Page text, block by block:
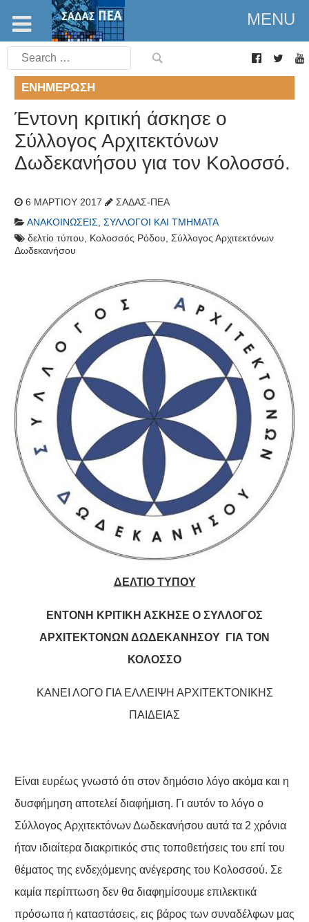
MENU
Search
for:
ΕΝΗΜΈΡΩΣΗ
Έντονη κριτική άσκησε ο
Σύλλογος Αρχιτεκτόνων
Δωδεκανήσου για τον Κολοσσό.
6 ΜΑΡΤΊΟΥ 2017
ΣΑΔΑΣ-ΠΕΑ
ΑΝΑΚΟΙΝΏΣΕΙΣ, ΣΎΛΛΟΓΟΙ ΚΑΙ ΤΜΉΜΑΤΑ
δελτίο τύπου, Κολοσσός Ρόδου, Σύλλογος Αρχιτεκτόνων
Δωδεκανήσου
ΔΕΛΤΙΟ ΤΥΠΟΥ
ΕΝΤΟΝΗ ΚΡΙΤΙΚΗ ΑΣΚΗΣΕ Ο ΣΥΛΛΟΓΟΣ
ΑΡΧΙΤΕΚΤΟΝΩΝ ΔΩΔΕΚΑΝΗΣΟΥ ΓΙΑ ΤΟΝ
ΚΟΛΟΣΣΟ
ΚΑΝΕΙ ΛΟΓΟ ΓΙΑ ΕΛΛΕΙΨΗ ΑΡΧΙΤΕΚΤΟΝΙΚΗΣ
ΠΑΙΔΕΙΑΣ
Είναι ευρέως γνωστό ότι στον δημόσιο λόγο ακόμα και η
δυσφήμηση αποτελεί διαφήμιση. Γι αυτόν το λόγο ο
Σύλλογος Αρχιτεκτόνων Δωδεκανήσου αυτά τα 2 χρόνια
ήταν ιδιαίτερα διακριτικός στις τοποθετήσεις του επί του
θέματος της ενδεχόμενης ανέγερσης του Κολοσσού. Σε
καμία περίπτωση δεν θα διαφημίσουμε επιλεκτικά
πρόσωπα ή καταστάσεις, εις βάρος των συναδέλφων μας